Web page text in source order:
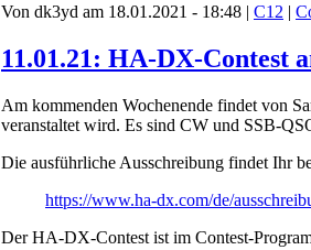
Von dk3yd am 18.01.2021 - 18:48 | C12 |
11.01.21: HA-DX-Contest
Am kommenden Wochenende findet von
veranstaltet wird. Es sind CW und SSB-
Die ausführliche Ausschreibung findet Ihr
https://www.ha-dx.com/de/
Der HA-DX-Contest ist im Contest-